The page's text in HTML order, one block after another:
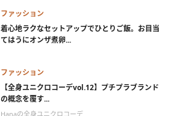
ファッション
着心地ラクなセットアップでひとりご飯。お目当
てはうにオンザ煮卵...
ファッション
【全身ユニクロコーデvol.12】プチプラブランド
の概念を覆す...
Hanaの全身ユニクロコーデ